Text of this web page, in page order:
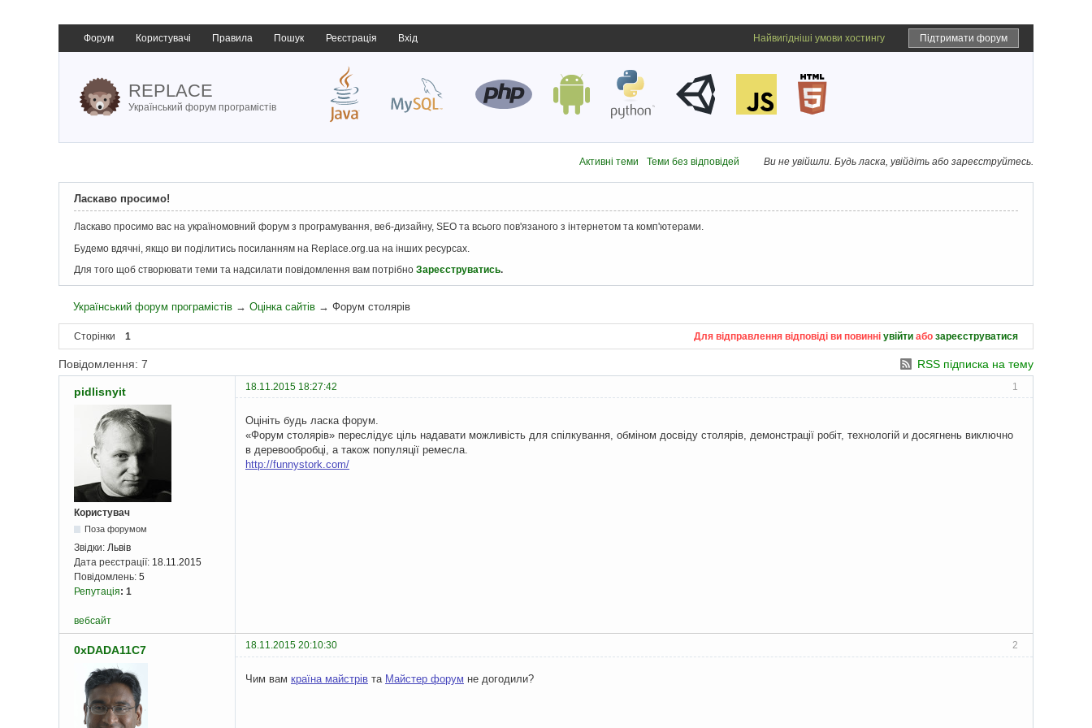
Форум Користувачі Правила Пошук Реєстрація Вхід Підтримати форум
Найвигідніші умови хостингу
REPLACE
Український форум програмістів
Ви не увійшли. Будь ласка, увійдіть або зареєструйтесь.
Активні теми Теми без відповідей
Ласкаво просимо!
Ласкаво просимо вас на україномовний форум з програмування, веб-дизайну, SEO та всього пов'язаного з інтернетом та комп'ютерами.
Будемо вдячні, якщо ви поділитись посиланням на Replace.org.ua на інших ресурсах.
Для того щоб створювати теми та надсилати повідомлення вам потрібно Зареєструватись.
Український форум програмістів →Оцінка сайтів →Форум столярів
Сторінки 1 Для відправлення відповіді ви повинні увійти або зареєструватися
RSS підписка на тему
Повідомлення: 7
1
pidlisnyit 18.11.2015 18:27:42
Користувач
Поза форумом
Звідки: Львів
Дата реєстрації: 18.11.2015
Повідомлень: 5
Репутація: 1
Оцініть будь ласка форум.
«Форум столярів» переслідує ціль надавати можливість для спілкування, обміном досвіду столярів, демонстрації робіт, технологій и досягнень виключно
в деревообробці, а також популяції ремесла.
http://funnystork.com/
вебсайт
2
0xDADA11C7 18.11.2015 20:10:30
Чим вам країна майстрів та Майстер форум не догодили?